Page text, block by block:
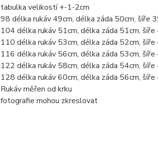
tabulka velikostí +-1-2cm
98 délka rukáv 49cm, délka záda 50cm, šíře
104 délka rukáv 51cm, délka záda 51cm,
110 délka rukáv 53cm, délka záda 52cm,
116 délka rukáv 56cm, délka záda 53cm,
122 délka rukáv 58cm, délka záda 54cm,
128 délka rukáv 60cm, délka záda 56cm,
Rukáv měřen od krku
fotografie mohou zkreslovat